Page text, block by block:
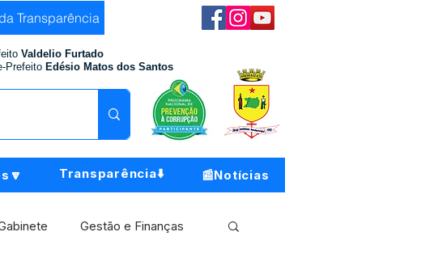
Transparência
Valdelio Furtado
Prefeito Edésio Matos dos Santos
Transparência⬇️ 📰Notícias
Gestão e Finanças